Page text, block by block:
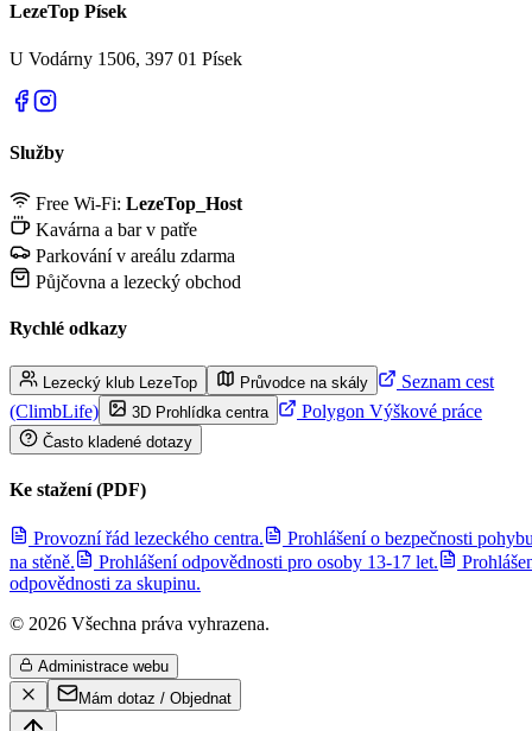
LezeTop Písek
U Vodárny 1506, 397 01 Písek
Služby
Free Wi-Fi: LezeTop_Host
Kavárna a bar v patře
Parkování v areálu zdarma
Půjčovna a lezecký obchod
Rychlé odkazy
Lezecký klub LezeTop Průvodce na skály
Seznam cest
(ClimbLife)
3D Prohlídka centra Polygon Výškové práce
Často kladené dotazy
Ke stažení (PDF)
Provozní řád lezeckého centra.
Prohlášení o bezpečnosti
na stěně.
Prohlášení odpovědnosti pro osoby 13-17 let.
odpovědnosti za skupinu.
© 2026 Všechna práva vyhrazena.
Administrace webu
Mám dotaz / Objednat